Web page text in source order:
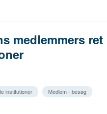
medlemmers ret
institutioner
Medlem - besøg